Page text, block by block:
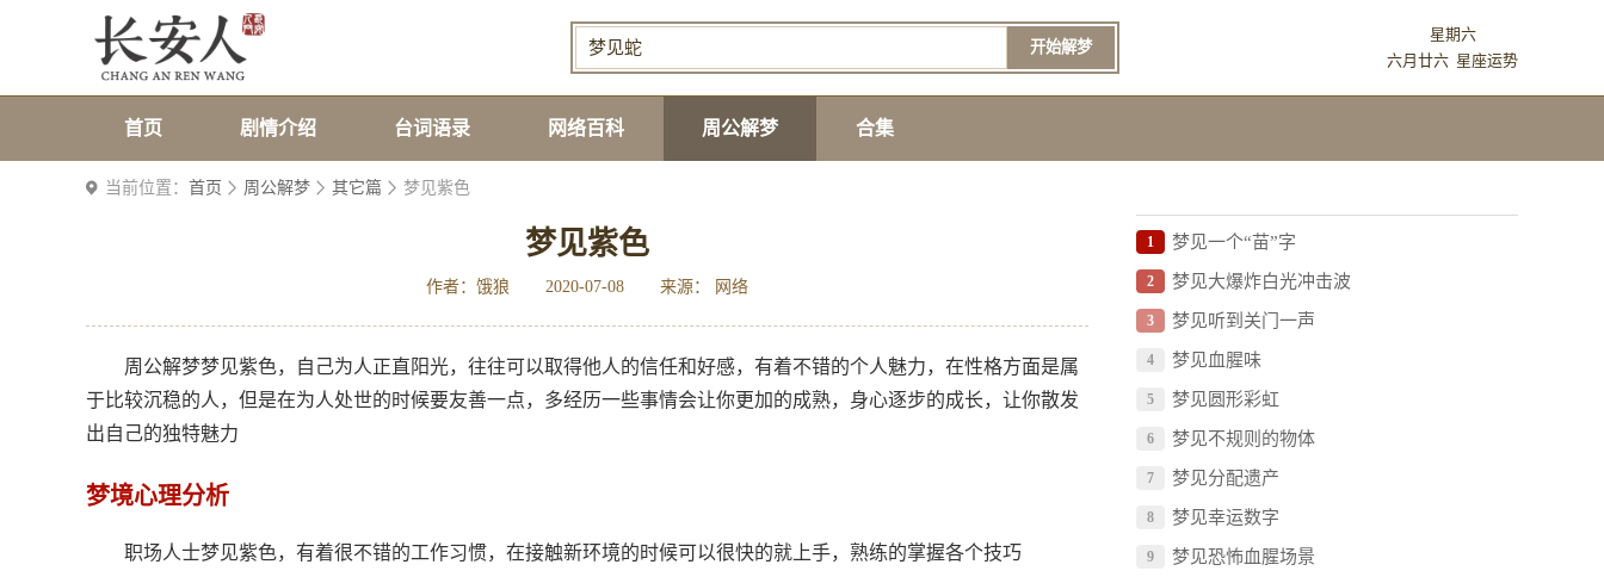
开始解梦
星期六
六月廿六 星座运势
首页 剧情介绍 台词语录 网络百科 周公解梦 合集
当前位置： 首页 周公解梦 其它篇 梦见紫色
梦见紫色
作者：饿狼 2020-07-08 来源： 网络
周公解梦梦见紫色，自己为人正直阳光，往往可以取得他人的信任和好感，有着不错的个人魅力，在性格方面是属
于比较沉稳的人，但是在为人处世的时候要友善一点，多经历一些事情会让你更加的成熟，身心逐步的成长，让你散发
出自己的独特魅力
梦境心理分析
职场人士梦见紫色，有着很不错的工作习惯，在接触新环境的时候可以很快的就上手，熟练的掌握各个技巧
1 梦见一个“苗”字
2 梦见大爆炸白光冲击波
3 梦见听到关门一声
4 梦见血腥味
5 梦见圆形彩虹
6 梦见不规则的物体
7 梦见分配遗产
8 梦见幸运数字
9 梦见恐怖血腥场景